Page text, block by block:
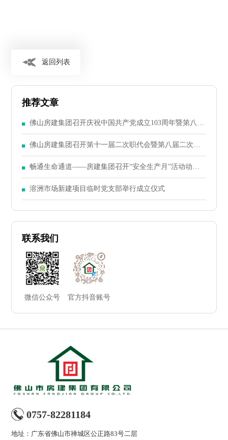
返回列表
推荐文章
佛山房建集团召开庆祝中国共产党成立103周年暨第八届
二次党员大会
佛山房建集团召开第十一届二次职代会暨第八届二次股
东大会
畅通生命通道——房建集团召开“安全生产月”活动动员
大会
溶洲市场新建项目临时党支部举行成立仪式
联系我们
微信公众号 官方抖音账号
0757-82281184
地址：广东省佛山市禅城区公正路83号二层